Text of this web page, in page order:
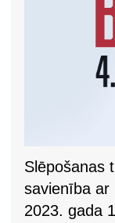
Slēpošanas
savienība ar
2023. gada